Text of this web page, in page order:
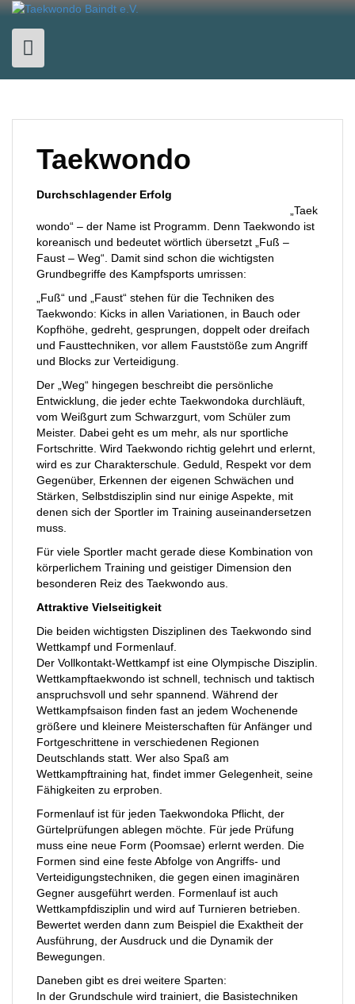
Skip
content
Taekwondo
Durchschlagender Erfolg
„Taek
wondo“ – der Name ist Programm. Denn Taekwondo ist
koreanisch und bedeutet wörtlich übersetzt „Fuß –
Faust – Weg“. Damit sind schon die wichtigsten
Grundbegriffe des Kampfsports umrissen:
„Fuß“ und „Faust“ stehen für die Techniken des
Taekwondo: Kicks in allen Variationen, in Bauch oder
Kopfhöhe, gedreht, gesprungen, doppelt oder dreifach
und Fausttechniken, vor allem Fauststöße zum Angriff
und Blocks zur Verteidigung.
Der „Weg“ hingegen beschreibt die persönliche
Entwicklung, die jeder echte Taekwondoka durchläuft,
vom Weißgurt zum Schwarzgurt, vom Schüler zum
Meister. Dabei geht es um mehr, als nur sportliche
Fortschritte. Wird Taekwondo richtig gelehrt und erlernt,
wird es zur Charakterschule. Geduld, Respekt vor dem
Gegenüber, Erkennen der eigenen Schwächen und
Stärken, Selbstdisziplin sind nur einige Aspekte, mit
denen sich der Sportler im Training auseinandersetzen
muss.
Für viele Sportler macht gerade diese Kombination von
körperlichem Training und geistiger Dimension den
besonderen Reiz des Taekwondo aus.
Attraktive Vielseitigkeit
Die beiden wichtigsten Disziplinen des Taekwondo sind
Wettkampf und Formenlauf.
Der Vollkontakt-Wettkampf ist eine Olympische Disziplin.
Wettkampftaekwondo ist schnell, technisch und taktisch
anspruchsvoll und sehr spannend. Während der
Wettkampfsaison finden fast an jedem Wochenende
größere und kleinere Meisterschaften für Anfänger und
Fortgeschrittene in verschiedenen Regionen
Deutschlands statt. Wer also Spaß am
Wettkampftraining hat, findet immer Gelegenheit, seine
Fähigkeiten zu erproben.
Formenlauf ist für jeden Taekwondoka Pflicht, der
Gürtelprüfungen ablegen möchte. Für jede Prüfung
muss eine neue Form (Poomsae) erlernt werden. Die
Formen sind eine feste Abfolge von Angriffs- und
Verteidigungstechniken, die gegen einen imaginären
Gegner ausgeführt werden. Formenlauf ist auch
Wettkampfdisziplin und wird auf Turnieren betrieben.
Bewertet werden dann zum Beispiel die Exaktheit der
Ausführung, der Ausdruck und die Dynamik der
Bewegungen.
Daneben gibt es drei weitere Sparten:
In der Grundschule wird trainiert, die Basistechniken